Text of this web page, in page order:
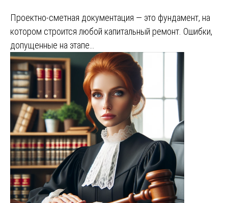
Проектно-сметная документация — это фундамент, на
котором строится любой капитальный ремонт. Ошибки,
допущенные на этапе…